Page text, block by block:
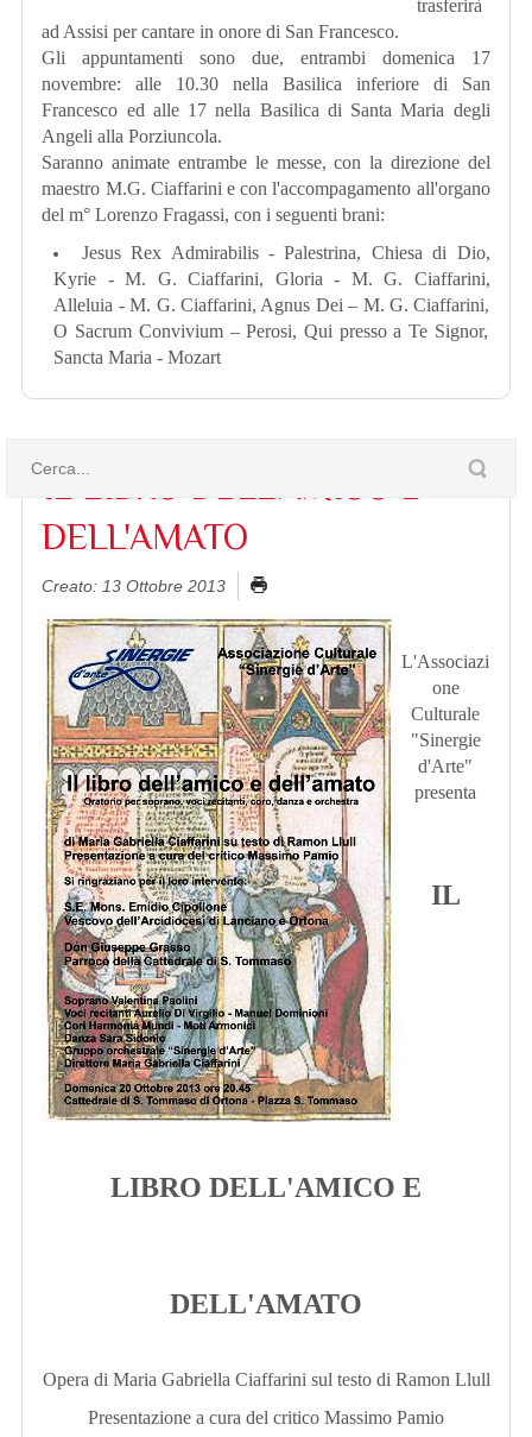
trasferirà
ad Assisi per cantare in onore di San Francesco.
Gli appuntamenti sono due, entrambi domenica 17
novembre: alle 10.30 nella Basilica inferiore di San
Francesco ed alle 17 nella Basilica di Santa Maria degli
Angeli alla Porziuncola.
Saranno animate entrambe le messe, con la direzione del
maestro M.G. Ciaffarini e con l'accompagamento all'organo
del m° Lorenzo Fragassi, con i seguenti brani:
Jesus Rex Admirabilis - Palestrina, Chiesa di Dio,
Kyrie - M. G. Ciaffarini, Gloria - M. G. Ciaffarini,
Alleluia -M. G. Ciaffarini, Agnus Dei – M. G.Ciaffarini,
O Sacrum Convivium – Perosi, Qui presso a Te Signor,
Sancta Maria - Mozart
IL LIBRO DELL'AMICO E
DELL'AMATO
Creato: 13 Ottobre 2013
L'Associazi
one
Culturale
"Sinergie
d'Arte"
presenta
IL
LIBRO DELL'AMICO E
DELL'AMATO
Opera di Maria Gabriella Ciaffarini sul testo di Ramon Llull
Presentazione a cura del critico Massimo Pamio